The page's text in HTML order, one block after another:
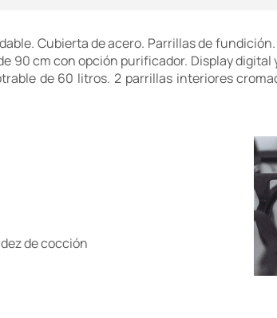
Cubierta de acero. Parrillas de
90 cm con opción purificador. Display
de 60 litros. 2 parrillas interiores
de cocción